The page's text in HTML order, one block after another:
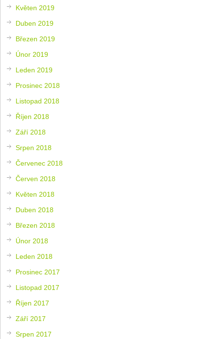
Květen 2019
Duben 2019
Březen 2019
Únor 2019
Leden 2019
Prosinec 2018
Listopad 2018
Říjen 2018
Září 2018
Srpen 2018
Červenec 2018
Červen 2018
Květen 2018
Duben 2018
Březen 2018
Únor 2018
Leden 2018
Prosinec 2017
Listopad 2017
Říjen 2017
Září 2017
Srpen 2017